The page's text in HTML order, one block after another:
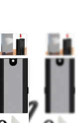
case.
yang paling sering
bisa menggunakan
pembersih yang
Usap menggunakan
Tampilan layar Anda
yang tersisa.
pembersih yang
bisa menonton film